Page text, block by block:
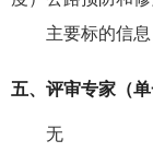
主要标的信息
五、评审专家（
无